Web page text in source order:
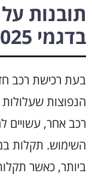
תובנות
בדגמי Ford 2025
בעת רכישת רכב
רכב אחר, עשויים
השימוש. תקלות
ביותר, כאשר